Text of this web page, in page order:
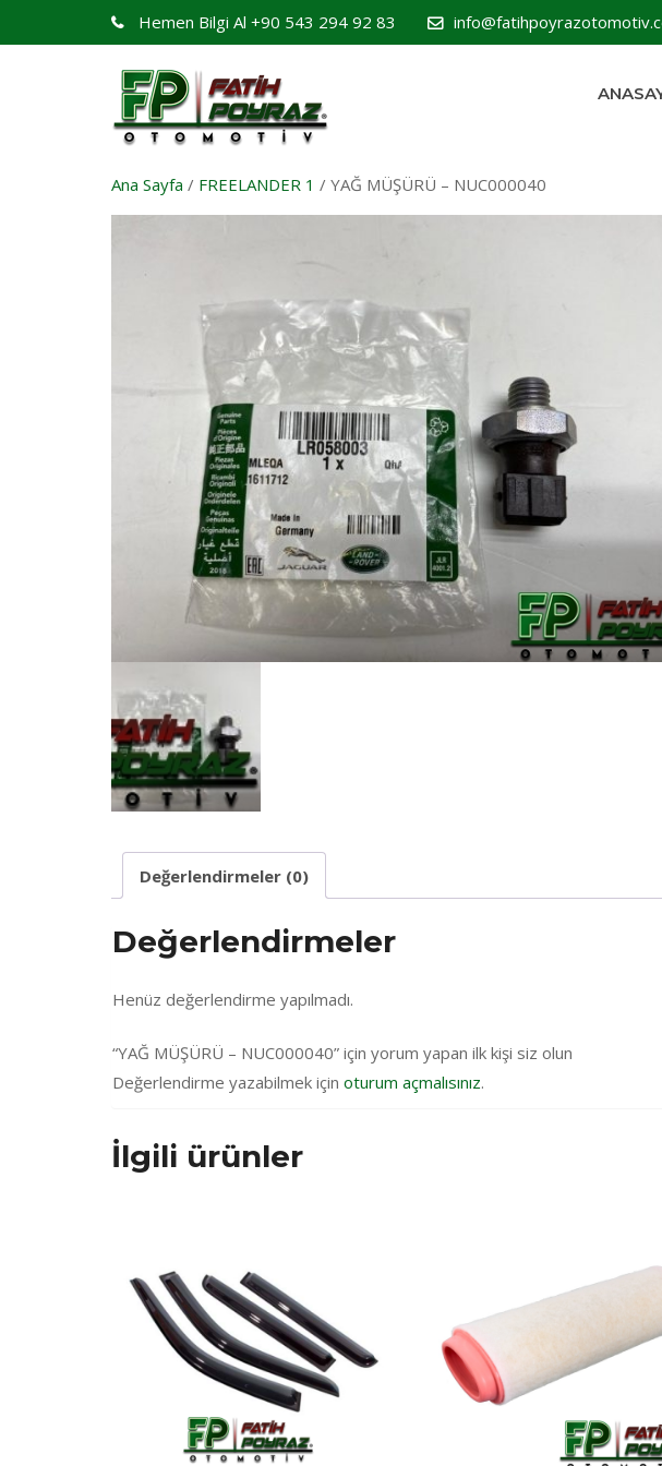
Hemen Bilgi Al +90 543 294 92 83
Ana Sayfa / FREELANDER 1 / YAĞ MÜŞÜRÜ – NUC000040
Değerlendirmeler (0)
Değerlendirmeler
Henüz değerlendirme yapılmadı.
“YAĞ MÜŞÜRÜ – NUC000040” için yorum yapan ilk kişi siz olun
Değerlendirme yazabilmek için oturum açmalısınız.
İlgili ürünler